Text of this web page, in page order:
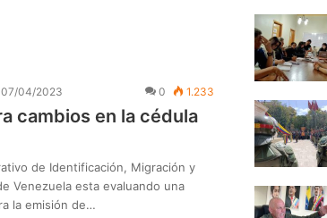
07/04/2023 0 1.233
cambios en la cédula
de Identificación, Migración y
Venezuela esta evaluando una
la emisión de…